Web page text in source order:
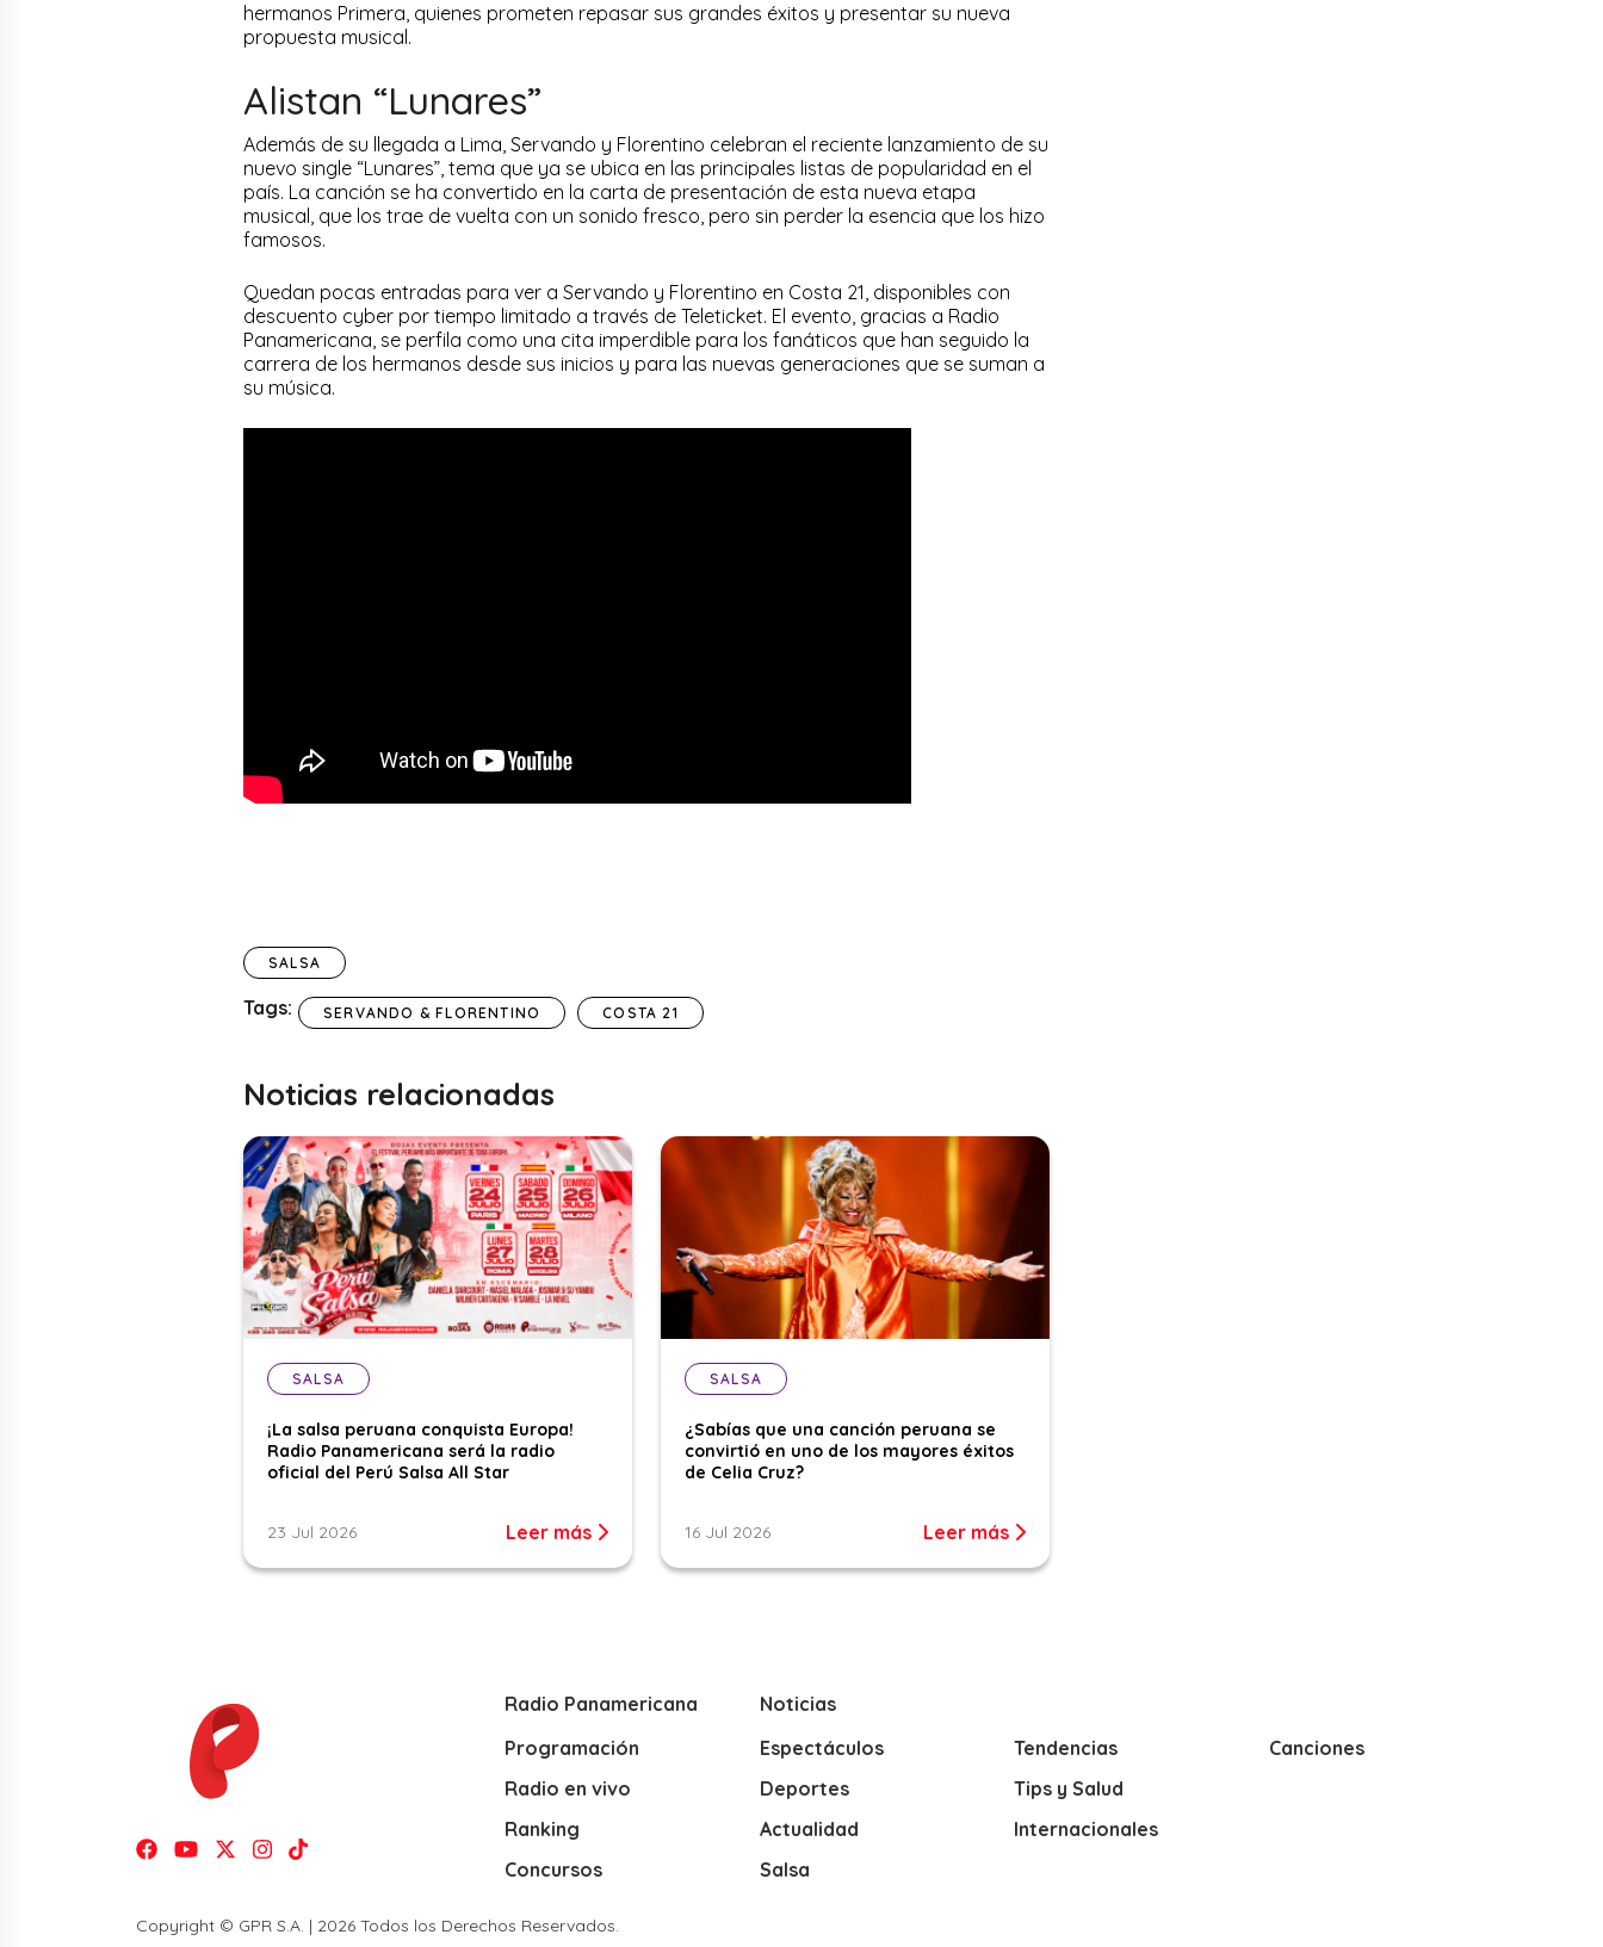
hermanos Primera, quienes prometen repasar sus grandes éxitos y presentar su nueva
propuesta musical.
Alistan “Lunares”
Además de su llegada a Lima, Servando y Florentino celebran el reciente lanzamiento de su
nuevo single “Lunares”, tema que ya se ubica en las principales listas de popularidad en el
país. La canción se ha convertido en la carta de presentación de esta nueva etapa
musical, que los trae de vuelta con un sonido fresco, pero sin perder la esencia que los hizo
famosos.
Quedan pocas entradas para ver a Servando y Florentino en Costa 21, disponibles con
descuento cyber por tiempo limitado a través de Teleticket. El evento, gracias a Radio
Panamericana, se perfila como una cita imperdible para los fanáticos que han seguido la
carrera de los hermanos desde sus inicios y para las nuevas generaciones que se suman a
su música.
SALSA
Tags: SERVANDO & FLORENTINO COSTA 21
Noticias relacionadas
SALSA
¡La salsa peruana conquista Europa!
Radio Panamericana será la radio
oficial del Perú Salsa All Star
23 Jul 2026 Leer más
SALSA
¿Sabías que una canción peruana se
convirtió en uno de los mayores éxitos
de Celia Cruz?
16 Jul 2026 Leer más
Radio Panamericana
Programación
Radio en vivo
Ranking
Concursos
Noticias
Espectáculos
Deportes
Actualidad
Salsa
Tendencias
Tips y Salud
Internacionales
Canciones
Copyright © GPR S.A. | 2026 Todos los Derechos Reservados.